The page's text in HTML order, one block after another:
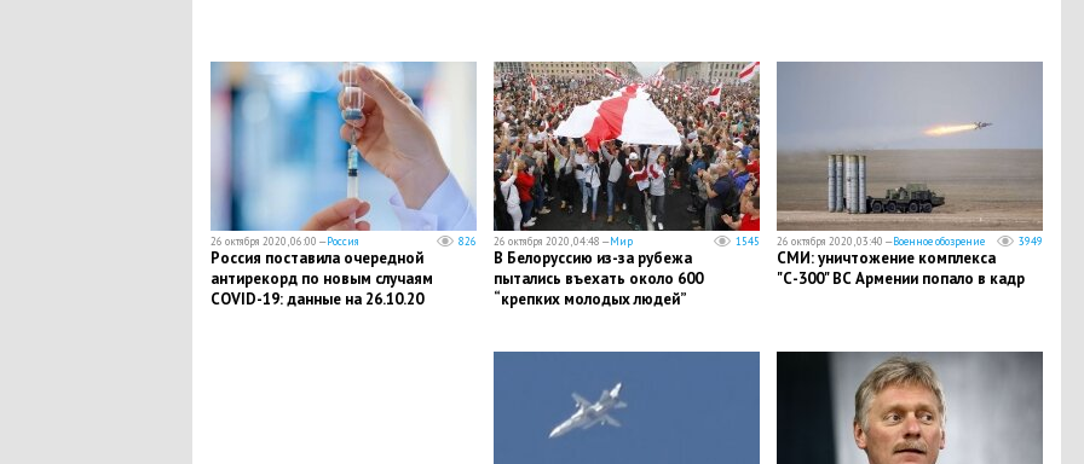
26 октября 2020, 06:00 —Россия 826
​Россия поставила очередной
антирекорд по новым случаям
COVID-19: данные на 26.10.20
26 октября 2020, 04:48 —Мир 1545
​В Белоруссию из-за рубежа
пытались въехать около 600
“крепких молодых людей”
26 октября 2020, 03:40 —Военное обозрение 3949
СМИ: уничтожение комплекса
"С-300" ВС Армении попало в кадр